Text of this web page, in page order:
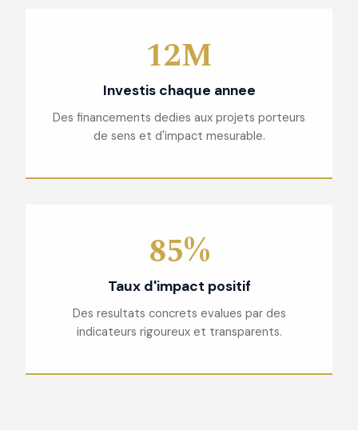
12M
Investis chaque annee
Des financements dedies aux projets porteurs
de sens et d'impact mesurable.
85%
Taux d'impact positif
Des resultats concrets evalues par des
indicateurs rigoureux et transparents.